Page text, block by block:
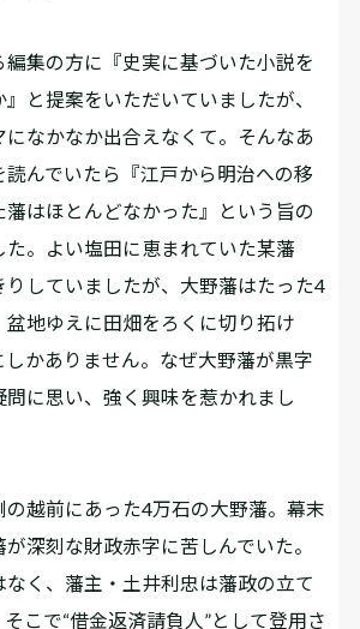
編集の方に『史実に基づいた小説を
と提案をいただいていましたが、
になかなか出合えなくて。そんなあ
読んでいたら『江戸から明治への移
はほとんどなかった』という旨の
。よい塩田に恵まれていた某藩
りしていましたが、大野藩はたった4
地ゆえに田畑をろくに切り拓け
かありません。なぜ大野藩が黒字
に思い、強く興味を惹かれまし
越前にあった4万石の大野藩。幕末
深刻な財政赤字に苦しんでいた。
なく、藩主・土井利忠は藩政の立て
こで“借金返済請負人”として登用さ